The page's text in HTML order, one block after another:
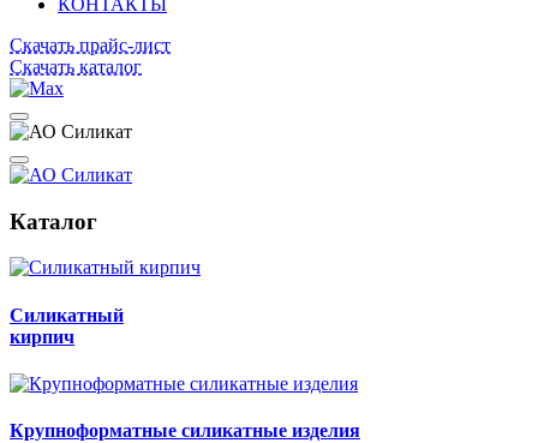
КОНТАКТЫ
Скачать прайс-лист
Скачать каталог
Каталог
Силикатный
кирпич
Крупноформатные силикатные изделия